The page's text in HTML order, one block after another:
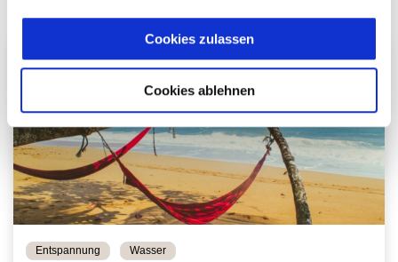
Cookies zulassen
Cookies ablehnen
Entspannung Wasser